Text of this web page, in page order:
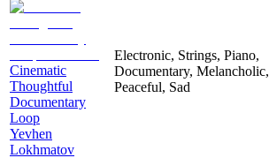
Cinematic
Thoughtful
Documentary
Loop
Yevhen
Lokhmatov
Electronic, Strings, Piano,
Documentary, Melancholic,
Peaceful, Sad